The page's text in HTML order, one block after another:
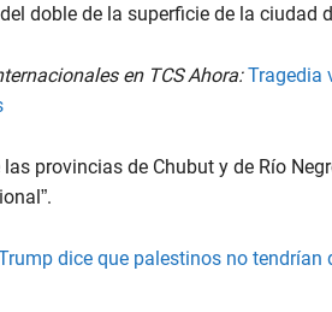
doble de la superficie de la ciudad
en TCS Ahora: Tragedia
provincias de Chubut y de Río
dice que palestinos no tendrían